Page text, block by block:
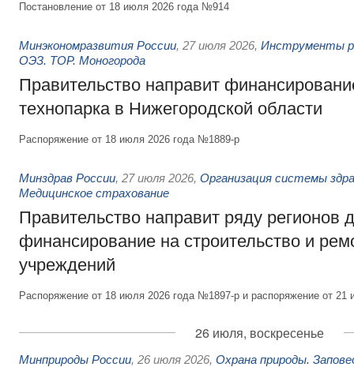
Постановление от 18 июля 2026 года №914
Минэкономразвития России, 27 июля 2026, Инструменты
ОЭЗ. ТОР. Моногорода
Правительство направит
технопарка в Нижегородской области
Распоряжение от 18 июля 2026 года №1889-р
Минздрав России, 27 июля 2026, Организация системы
Медицинское страхование
Правительство направит ряду регионов
финансирование на строительство и
учреждений
Распоряжение от 18 июля 2026 года №1897-р и распоряжение от
26 июля, воскресенье
Минприроды России, 26 июля 2026, Охрана природы.